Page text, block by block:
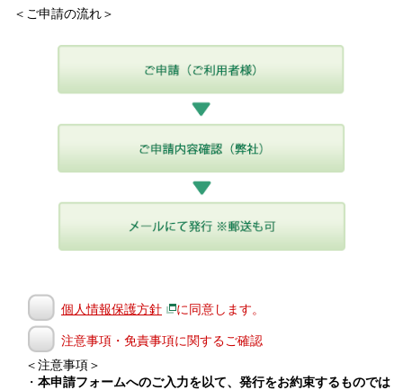
＜ご申請の流れ＞
個人情報保護方針 に同意します。
注意事項・免責事項に関するご確認
＜注意事項＞
・ 本申請フォームへのご入力を以て、発行をお約束するものでは